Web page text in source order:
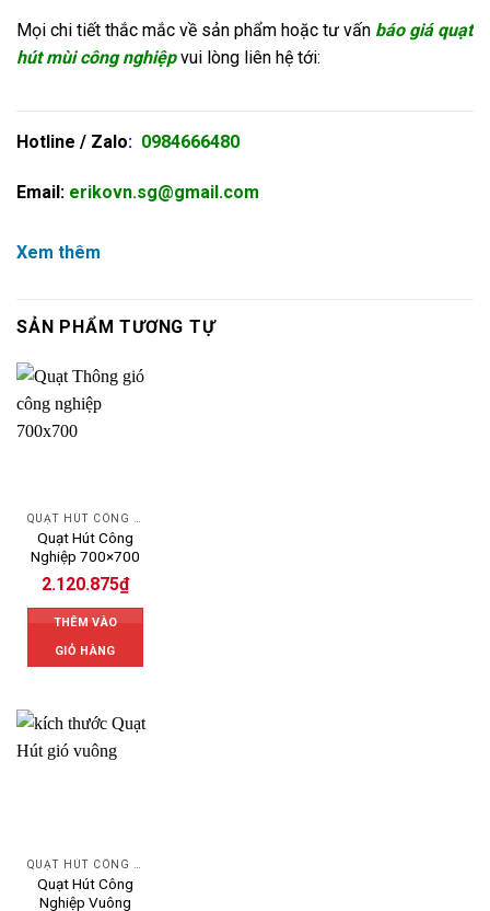
Mọi chi tiết thắc mắc về sản phẩm hoặc tư vấn báo giá quạt
hút mùi công nghiệpvui lòng liên hệ tới:
Hotline / Zalo: 0984666480
Email: erikovn.sg@gmail.com
Xem thêm
SẢN PHẨM TƯƠNG TỰ
QUẠT HÚT CÔNG NGHIỆP
Quạt Hút Công
Nghiệp 700×700
2.120.875₫
THÊM VÀO
GIỎ HÀNG
QUẠT HÚT CÔNG NGHIỆP
Quạt Hút Công
Nghiệp Vuông